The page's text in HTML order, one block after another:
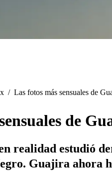
/ Las fotos más sensuales de
de
realidad estudió
Guajira ahora